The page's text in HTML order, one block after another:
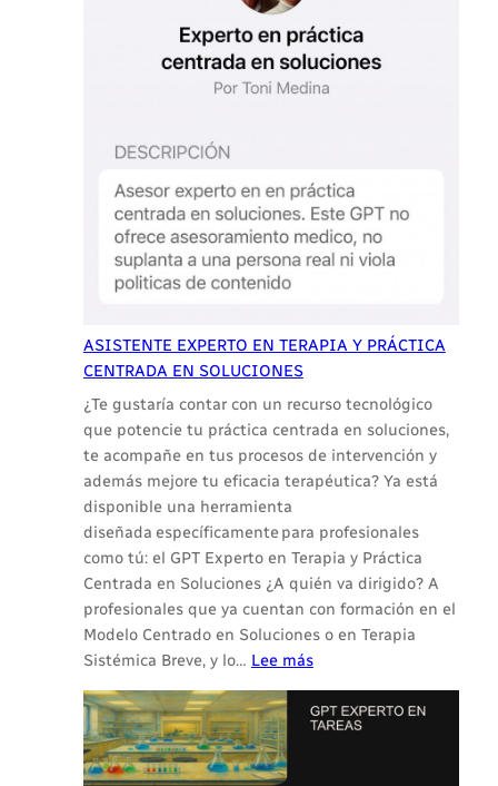
la
Intervención
en
Soluciones
ASISTENTE EXPERTO EN TERAPIA Y PRÁCTICA
CENTRADA EN SOLUCIONES
¿Te gustaría contar con un recurso tecnológico
que potencie tu práctica centrada en soluciones,
te acompañe en tus procesos de intervención y
además mejore tu eficacia terapéutica? Ya está
disponible una herramienta
diseñada específicamente para profesionales
como tú: el GPT Experto en Terapia y Práctica
Centrada en Soluciones ¿A quién va dirigido? A
profesionales que ya cuentan con formación en el
Modelo Centrado en Soluciones o en Terapia
Sistémica Breve, y lo… Lee más:
EXPERTO
EN